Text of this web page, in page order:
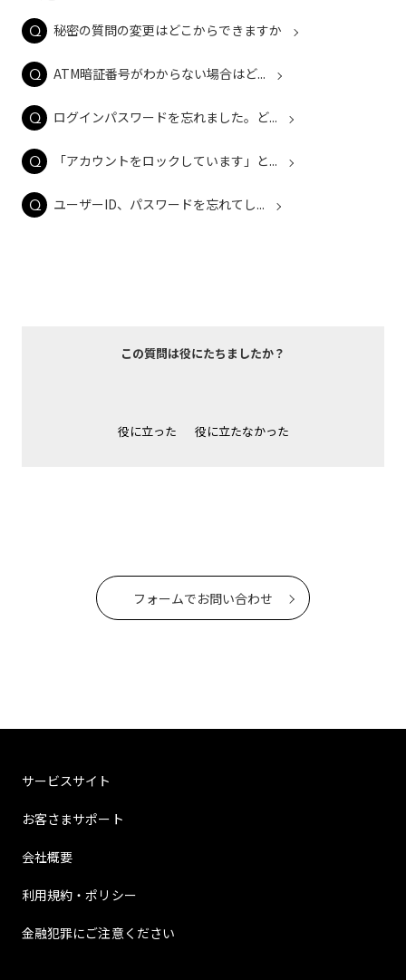
秘密の質問の変更はどこからできますか
ATM暗証番号がわからない場合はど...
ログインパスワードを忘れました。ど...
「アカウントをロックしています」と...
ユーザーID、パスワードを忘れてし...
この質問は役にたちましたか？
役に立った 役に立たなかった
フォームでお問い合わせ
サービスサイト
お客さまサポート
会社概要
利用規約・ポリシー
金融犯罪にご注意ください